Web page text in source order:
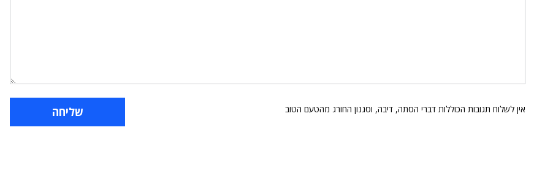
אין לשלוח תגובות הכוללות דברי הסתה, דיבה, וסגנון החורג מהטעם הטוב